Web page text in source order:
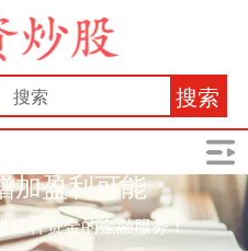
搜索
加盈利可能
杠杆资金的金融服务！